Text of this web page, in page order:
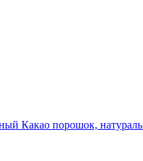
Какао порошок,